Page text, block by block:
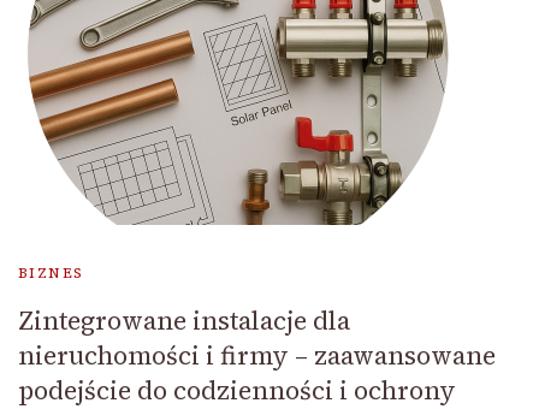
BIZNES
Zintegrowane instalacje dla
nieruchomości i firmy – zaawansowane
podejście do codzienności i ochrony